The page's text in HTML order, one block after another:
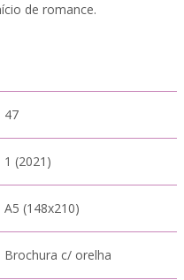
de romance.
47
1 (2021)
A5 (148x210)
Brochura c/ orelha